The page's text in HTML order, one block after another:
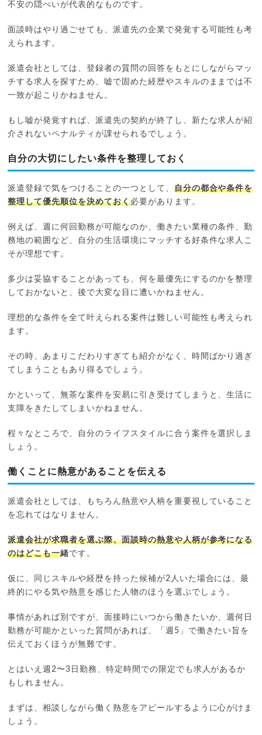
不安の隠ぺいが代表的なものです。
面談時はやり過ごせても、派遣先の企業で発覚する可能性も考
えられます。
派遣会社としては、登録者の質問の回答をもとにしながらマッ
チする求人を探すため、嘘で固めた経歴やスキルのままでは不
一致が起こりかねません。
もし嘘が発覚すれば、派遣先の契約が終了し、新たな求人が紹
介されないペナルティが課せられるでしょう。
自分の大切にしたい条件を整理しておく
派遣登録で気をつけることの一つとして、 自分の都合や条件を
整理して優先順位を決めておく必要があります。
例えば、週に何回勤務が可能なのか、働きたい業種の条件、勤
務地の範囲など、自分の生活環境にマッチする好条件な求人こ
そが理想です。
多少は妥協することがあっても、何を最優先にするのかを整理
しておかないと、後で大変な目に遭いかねません。
理想的な条件を全て叶えられる案件は難しい可能性も考えられ
ます。
その時、あまりこだわりすぎても紹介がなく、時間ばかり過ぎ
てしまうこともあり得るでしょう。
かといって、無茶な案件を安易に引き受けてしまうと、生活に
支障をきたしてしまいかねません。
程々なところで、自分のライフスタイルに合う案件を選択しま
しょう。
働くことに熱意があることを伝える
派遣会社としては、もちろん熱意や人柄を重要視していること
を忘れてはなりません。
派遣会社が求職者を選ぶ際、面談時の熱意や人柄が参考になる
のはどこも一緒です。
仮に、同じスキルや経歴を持った候補が2人いた場合には、最
終的にやる気や熱意を感じた人物のほうを選ぶでしょう。
事情があれば別ですが、面接時にいつから働きたいか、週何日
勤務が可能かといった質問があれば、「週5」で働きたい旨を
伝えておくほうが無難です。
とはいえ週2〜3日勤務、特定時間での限定でも求人があるか
もしれません。
まずは、相談しながら働く熱意をアピールするように心がけま
しょう。